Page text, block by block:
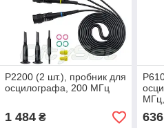
P2200 (2 шт.), пробник для
осцилографа, 200 МГц
1 484₴ 636